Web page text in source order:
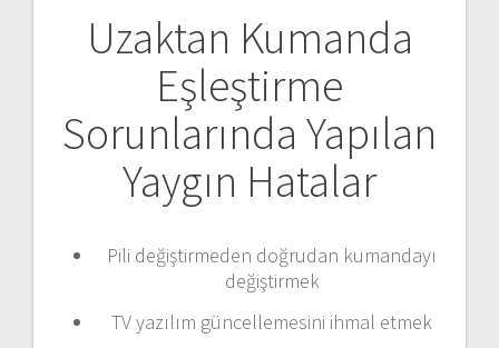
Uzaktan Kumanda
Eşleştirme
Sorunlarında Yapılan
Yaygın Hatalar
Pili değiştirmeden doğrudan kumandayı
değiştirmek
TV yazılım güncellemesini ihmal etmek